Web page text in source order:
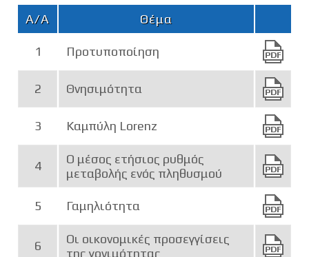
Α/Α Θέμα
1 Προτυποποίηση
2 Θνησιμότητα
3 Καμπύλη Lorenz
4
Ο μέσος ετήσιος ρυθμός
μεταβολής ενός πληθυσμού
5 Γαμηλιότητα
6
Οι οικονομικές προσεγγίσεις
της γονιμότητας